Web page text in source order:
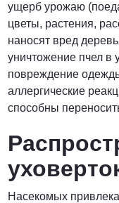
ущерб урожаю
цветы, растения,
наносят вред
уничтожение пчел в
повреждение
аллергические
способны
Насекомых